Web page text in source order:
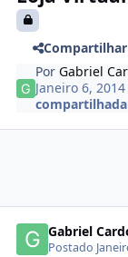
Compartilhar
PorGabriel
Janeiro 6,
compartilhada
Gabriel
Postado